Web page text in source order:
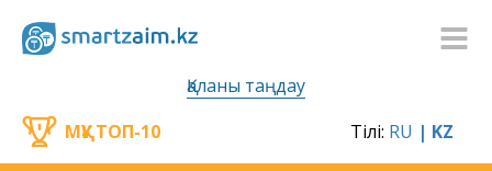
Қаланы таңдау
МҚҰ ТОП-10 Тілі: RU | KZ